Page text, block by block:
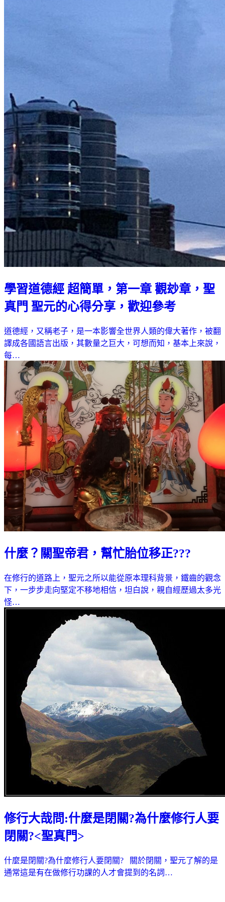
學習道德經 超簡單，第一章 觀玅章，聖
真門 聖元的心得分享，歡迎參考
道德經，又稱老子，是一本影響全世界人類的偉大著作，被翻
譯成各國語言出版，其數量之巨大，可想而知，基本上來說，
每…
什麼？關聖帝君，幫忙胎位移正???
在修行的道路上，聖元之所以能從原本理科背景，鐵齒的觀念
下，一步步走向堅定不移地相信，坦白說，親自經歷過太多光
怪…
修行大哉問:什麼是閉關?為什麼修行人要
閉關?<聖真門>
什麼是閉關?為什麼修行人要閉關? 關於閉關，聖元了解的是
通常這是有在做修行功課的人才會提到的名詞…